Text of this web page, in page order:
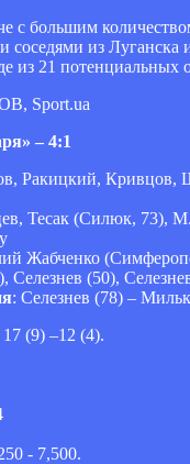
с большим
соседями из
из 21 потенциальных
Sport.ua
– 4:1
Ракицкий, Кривцов,
Тесак (Силюк, 73),
Жабченко
Селезнев (50),
: Селезнев (78) –
(9) –12 (4).
- 7,500.